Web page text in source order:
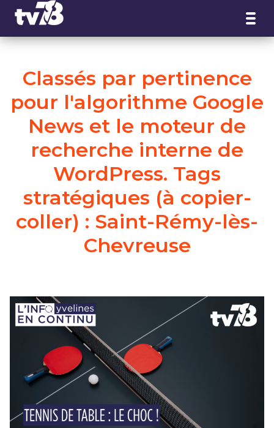
Classés par pertinence
pour l'algorithme Google
News et le moteur de
recherche interne de
WordPress. Tags
stratégiques (à copier-
coller) : Saint-Rémy-lès-
Chevreuse
Panneau de gestion des cookies